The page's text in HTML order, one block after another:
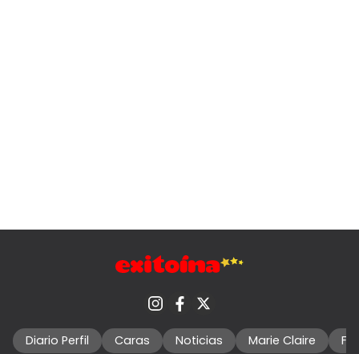
Diario Perfil Caras Noticias Marie Claire